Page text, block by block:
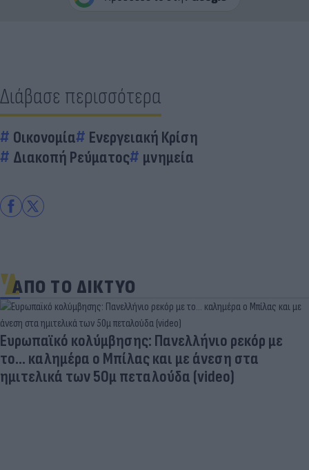
Διάβασε περισσότερα
Οικονομία
Ενεργειακή Κρίση
Διακοπή Ρεύματος
μνημεία
ΑΠΟ ΤΟ ΔΙΚΤΥΟ
Ευρωπαϊκό κολύμβησης: Πανελλήνιο ρεκόρ με
το... καλημέρα ο Μπίλας και με άνεση στα
ημιτελικά των 50μ πεταλούδα (video)